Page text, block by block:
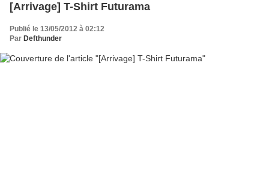
[Arrivage] T-Shirt Futurama
Publié le 13/05/2012 à 02:12
Par Defthunder